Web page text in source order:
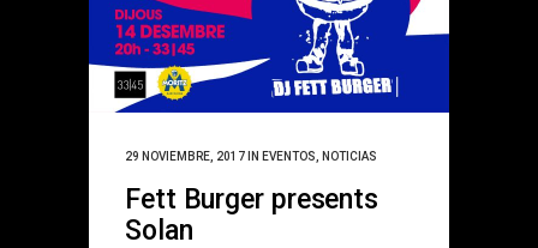
29 NOVIEMBRE, 2017 IN EVENTOS NOTICIAS
Fett Burger presents
Solan